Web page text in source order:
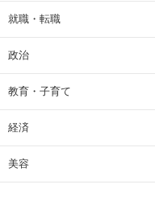
就職・転職
政治
教育・子育て
経済
美容